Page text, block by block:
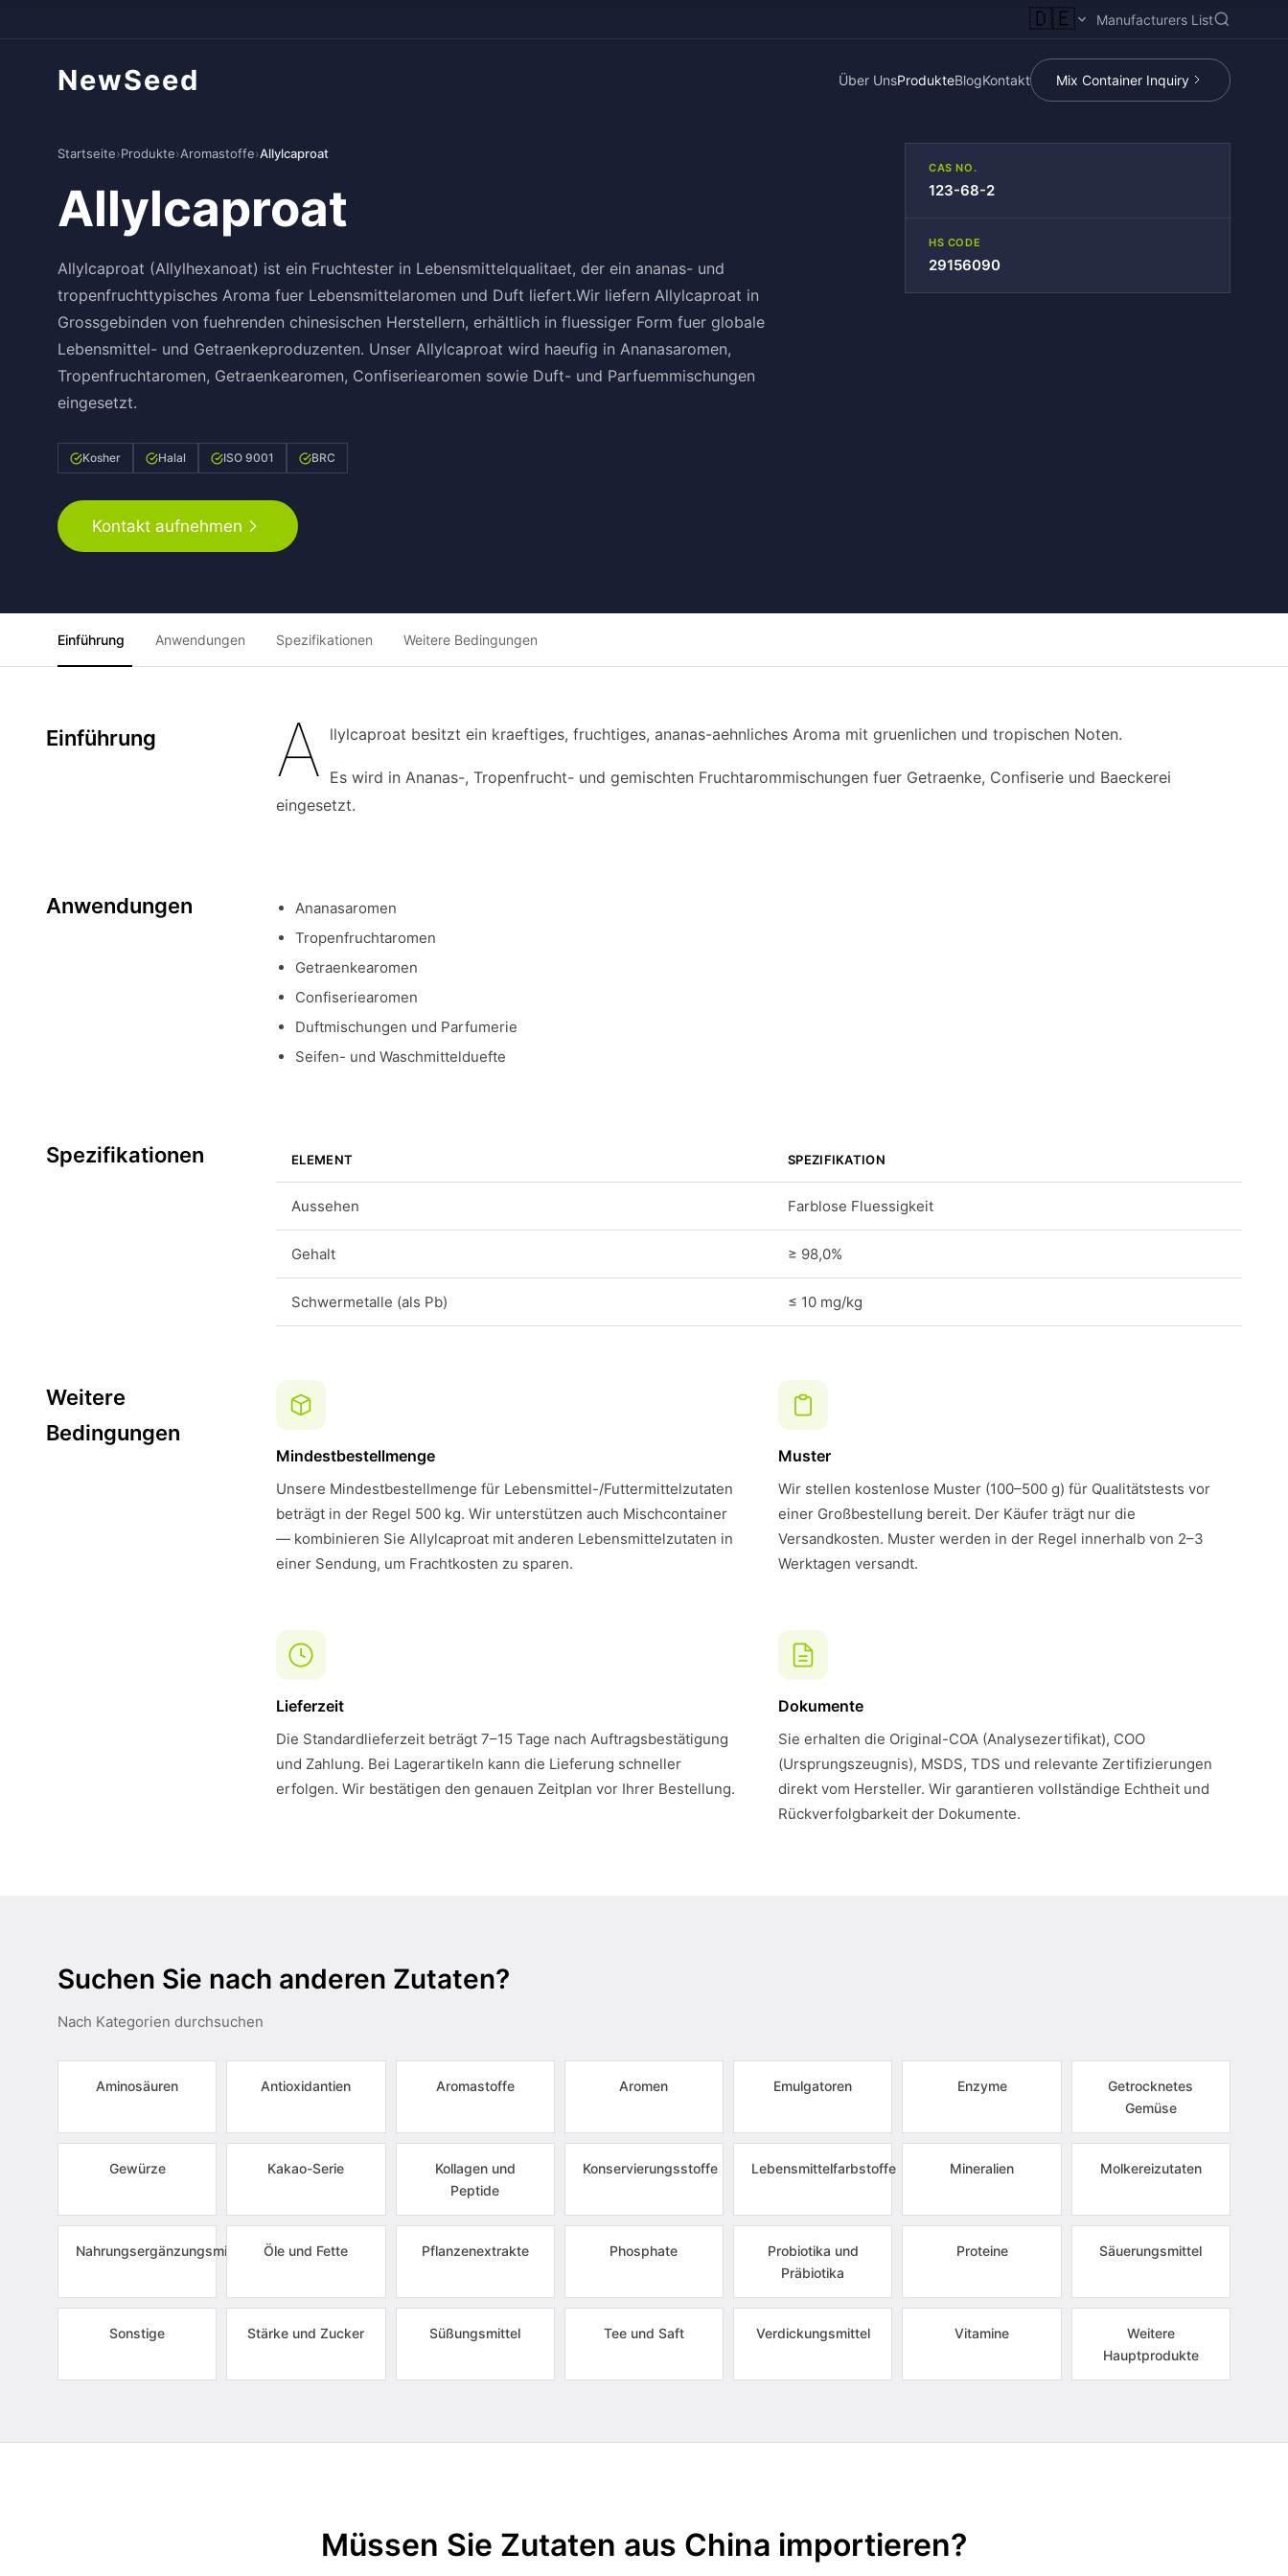
🇩🇪 Manufacturers List
NewSeed Über UnsProdukteBlogKontakt Mix Container Inquiry
Startseite›Produkte›Aromastoffe›Allylcaproat
Allylcaproat
Allylcaproat (Allylhexanoat) ist ein Fruchtester in Lebensmittelqualitaet, der ein ananas- und
tropenfruchttypisches Aroma fuer Lebensmittelaromen und Duft liefert.Wir liefern Allylcaproat in
Grossgebinden von fuehrenden chinesischen Herstellern, erhältlich in fluessiger Form fuer globale
Lebensmittel- und Getraenkeproduzenten. Unser Allylcaproat wird haeufig in Ananasaromen,
Tropenfruchtaromen, Getraenkearomen, Confiseriearomen sowie Duft- und Parfuemmischungen
eingesetzt.
Kosher Halal ISO 9001 BRC
Kontakt aufnehmen
CAS NO.
123-68-2
HS CODE
29156090
Einführung Anwendungen Spezifikationen Weitere Bedingungen
Einführung A llylcaproat besitzt ein kraeftiges, fruchtiges, ananas-aehnliches Aroma mit gruenlichen und tropischen Noten.
Es wird in Ananas-, Tropenfrucht- und gemischten Fruchtarommischungen fuer Getraenke, Confiserie und Baeckerei
eingesetzt.
Anwendungen
Ananasaromen
Tropenfruchtaromen
Getraenkearomen
Confiseriearomen
Duftmischungen und Parfumerie
Seifen- und Waschmittelduefte
Spezifikationen ELEMENT SPEZIFIKATION
Aussehen Farblose Fluessigkeit
Gehalt ≥ 98,0%
Schwermetalle (als Pb) ≤ 10 mg/kg
Weitere
Bedingungen
Mindestbestellmenge
Unsere Mindestbestellmenge für Lebensmittel-/Futtermittelzutaten
beträgt in der Regel 500 kg. Wir unterstützen auch Mischcontainer
— kombinieren Sie Allylcaproat mit anderen Lebensmittelzutaten in
einer Sendung, um Frachtkosten zu sparen.
Muster
Wir stellen kostenlose Muster (100–500 g) für Qualitätstests vor
einer Großbestellung bereit. Der Käufer trägt nur die
Versandkosten. Muster werden in der Regel innerhalb von 2–3
Werktagen versandt.
Lieferzeit
Die Standardlieferzeit beträgt 7–15 Tage nach Auftragsbestätigung
und Zahlung. Bei Lagerartikeln kann die Lieferung schneller
erfolgen. Wir bestätigen den genauen Zeitplan vor Ihrer Bestellung.
Dokumente
Sie erhalten die Original-COA (Analysezertifikat), COO
(Ursprungszeugnis), MSDS, TDS und relevante Zertifizierungen
direkt vom Hersteller. Wir garantieren vollständige Echtheit und
Rückverfolgbarkeit der Dokumente.
Suchen Sie nach anderen Zutaten?
Nach Kategorien durchsuchen
Aminosäuren Antioxidantien Aromastoffe Aromen Emulgatoren Enzyme
Getrocknetes
Gemüse
Gewürze Kakao-Serie
Kollagen und
Peptide
Konservierungsstoffe Lebensmittelfarbstoffe Mineralien Molkereizutaten
Nahrungsergänzungsmittel Öle und Fette Pflanzenextrakte Phosphate
Probiotika und
Präbiotika
Proteine Säuerungsmittel
Sonstige Stärke und Zucker Süßungsmittel Tee und Saft Verdickungsmittel Vitamine
Weitere
Hauptprodukte
Müssen Sie Zutaten aus China importieren?